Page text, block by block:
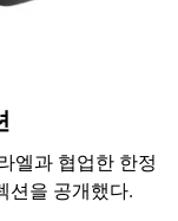
엘과 협업한 한정
션을 공개했다.